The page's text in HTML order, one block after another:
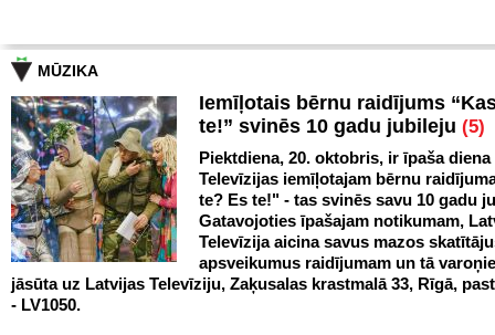
MŪZIKA
Iemīļotais bērnu raidījums
te!” svinēs 10 gadu jubileju (5)
Piektdiena, 20. oktobris, ir īpaša
Televīzijas iemīļotajam bērnu
te? Es te!" - tas svinēs savu 10 gadu
Gatavojoties īpašajam notikumam,
Televīzija aicina savus mazos
apsveikumus raidījumam un tā
jāsūta uz Latvijas Televīziju, Zaķusalas krastmalā 33, Rīgā,
- LV1050.